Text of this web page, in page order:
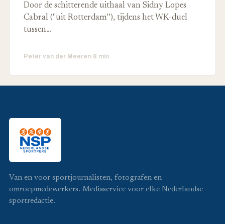
Door de schitterende uithaal van Sidny Lopes
Cabral ("uit Rotterdam’’), tijdens het WK-duel
tussen…
Peter van der Meeren·8 min
Van en voor sportjournalisten, fotografen en
omroepmedewerkers. Mediaservice voor elke Nederlandse
sportredactie.